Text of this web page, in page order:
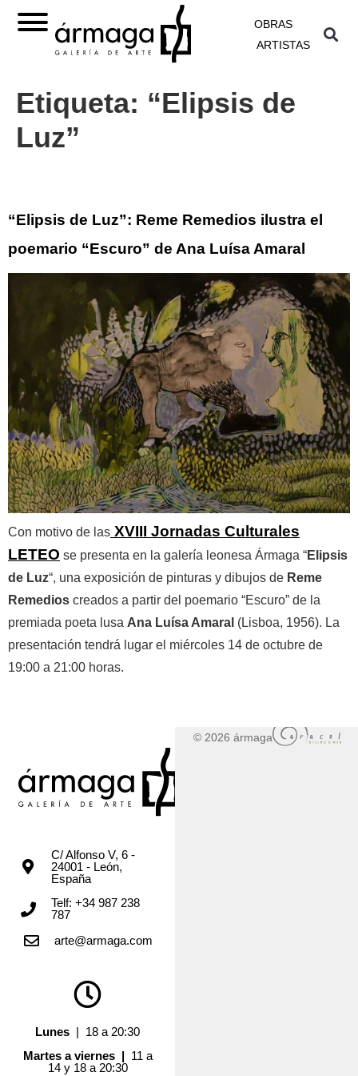
OBRAS
ARTISTAS
Etiqueta: “Elipsis de
Luz”
“Elipsis de Luz”: Reme Remedios ilustra el
poemario “Escuro” de Ana Luísa Amaral
Con motivo de las XVIII Jornadas Culturales
LETEO se presenta en la galería leonesa Ármaga “Elipsis
de Luz“, una exposición de pinturas y dibujos de Reme
Remedios creados a partir del poemario “Escuro” de la
premiada poeta lusa Ana Luísa Amaral (Lisboa, 1956). La
presentación tendrá lugar el miércoles 14 de octubre de
19:00 a 21:00 horas.
C/ Alfonso V, 6 -
24001 - León,
España
Telf: +34 987 238
787
arte@armaga.com
Lunes | 18 a 20:30
Martes a viernes | 11 a
14 y 18 a 20:30
© 2026 ármaga